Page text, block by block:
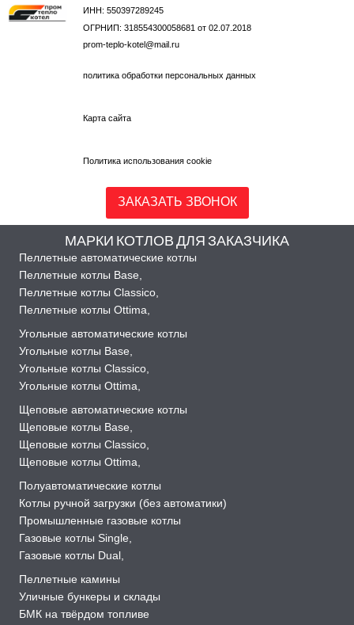
ИНН: 550397289245
ОГРНИП: 318554300058681 от 02.07.2018
prom-teplo-kotel@mail.ru
политика обработки персональных данных
Карта сайта
Политика использования cookie
ЗАКАЗАТЬ ЗВОНОК
МАРКИ КОТЛОВ ДЛЯ ЗАКАЗЧИКА
Пеллетные автоматические котлы
Пеллетные котлы Base,
Пеллетные котлы Classico,
Пеллетные котлы Ottima,
Угольные автоматические котлы
Угольные котлы Base,
Угольные котлы Classico,
Угольные котлы Ottima,
Щеповые автоматические котлы
Щеповые котлы Base,
Щеповые котлы Classico,
Щеповые котлы Ottima,
Полуавтоматические котлы
Котлы ручной загрузки (без автоматики)
Промышленные газовые котлы
Газовые котлы Single,
Газовые котлы Dual,
Пеллетные камины
Уличные бункеры и склады
БМК на твёрдом топливе